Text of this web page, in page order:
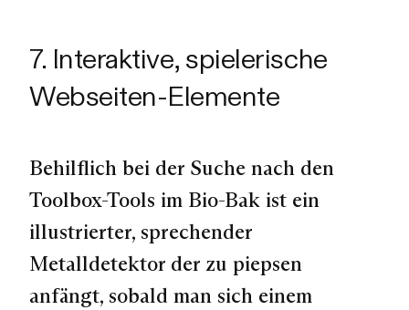
7. Interaktive, spielerische
Webseiten-Elemente
Behilflich bei der Suche nach den
Toolbox-Tools im Bio-Bak ist ein
illustrierter, sprechender
Metalldetektor der zu piepsen
anfängt, sobald man sich einem